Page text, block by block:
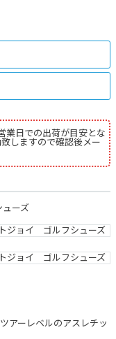
業日での出荷が目安とな
しますので確認後メー
アーレベルのアスレチッ